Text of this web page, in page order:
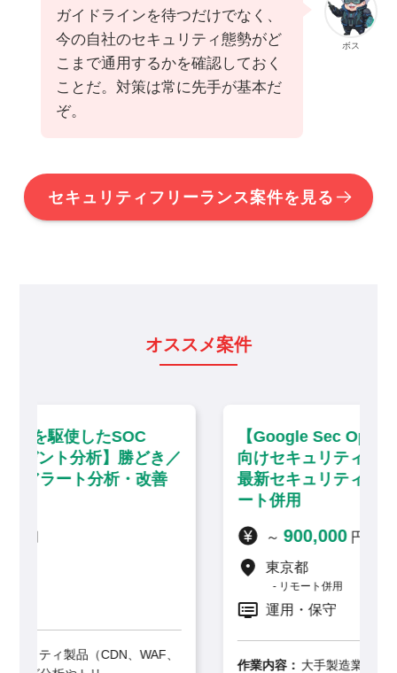
ボス
ガイドラインを待つだけでなく、
今の自社のセキュリティ態勢がど
こまで通用するかを確認しておく
ことだ。対策は常に先手が基本だ
ぞ。
セキュリティフリーランス案件を見る
オススメ案件
【Google Sec Opsを活用した大手企業
向けセキュリティ運用・分析】大手町／
最新セキュリティソリューション・リモ
作業内容：
大手製造業・建設業クライアント向け